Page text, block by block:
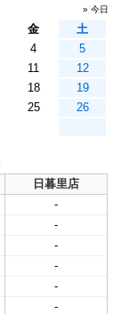
» 今日
金
土
4
5
11
12
18
19
25
26
日暮里店
-
-
-
-
-
-